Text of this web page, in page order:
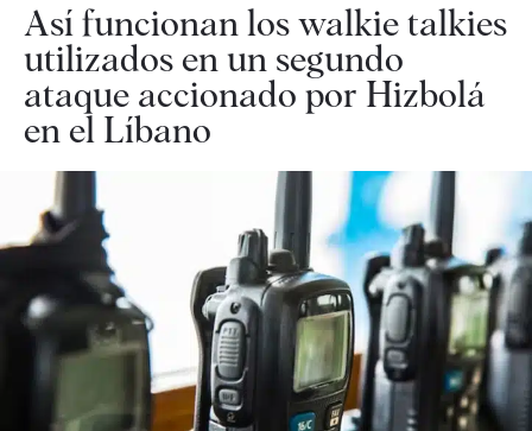
Así funcionan los walkie talkies
utilizados en un segundo
ataque accionado por Hizbolá
en el Líbano